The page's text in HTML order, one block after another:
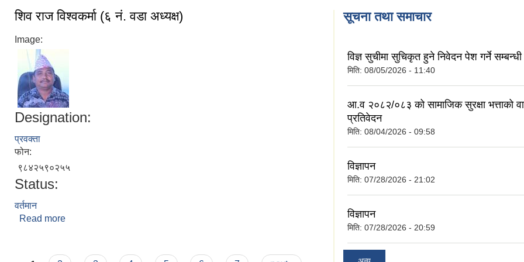
शिव राज विश्वकर्मा (६ नं. वडा अध्यक्ष)
Image:
Designation:
प्रवक्ता
फोन:
९८४२५९०२५५
Status:
वर्तमान
Read more
सूचना तथा समाचार
विज्ञ सुचीमा सुचिकृत हुने निवेदन पेश गर्ने
मिति: 08/05/2026 - 11:40
आ.व २०८२/०८३ को सामाजिक सुरक्षा भत्ताको
प्रतिवेदन
मिति: 08/04/2026 - 09:58
विज्ञापन
मिति: 07/28/2026 - 21:02
विज्ञापन
मिति: 07/28/2026 - 20:59